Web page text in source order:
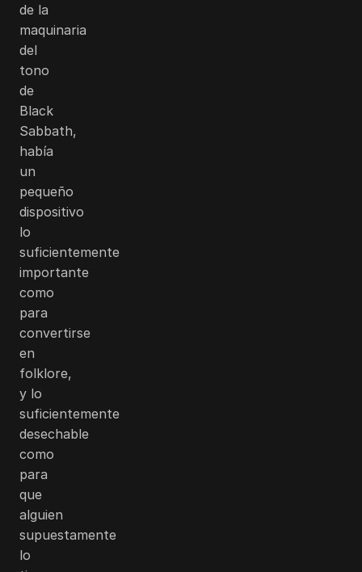
de la
maquinaria
del
tono
de
Black
Sabbath,
había
un
pequeño
dispositivo
lo
suficientemente
importante
como
para
convertirse
en
folklore,
y lo
suficientemente
desechable
como
para
que
alguien
supuestamente
lo